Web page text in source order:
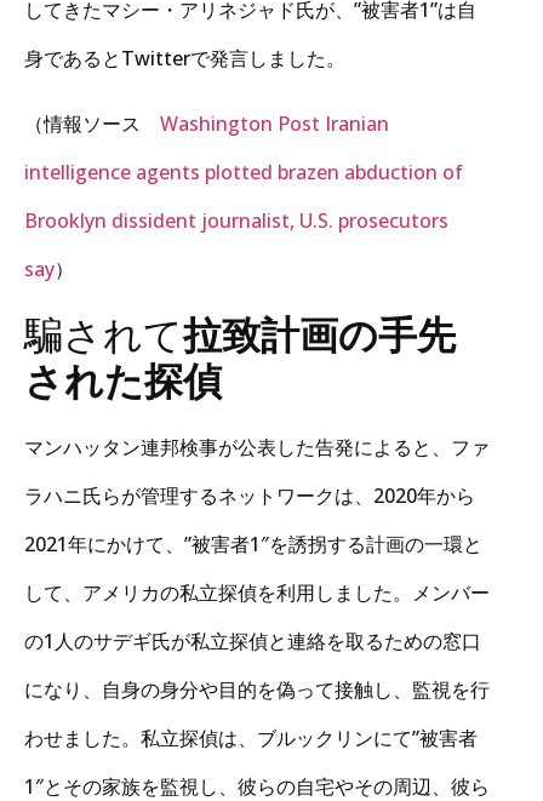
してきたマシー・アリネジャド氏が、”被害者1”は自
身であるとTwitterで発言しました。
（情報ソース Washington Post Iranian
intelligence agents plotted brazen abduction of
Brooklyn dissident journalist, U.S. prosecutors
say）
騙されて拉致計画の手先
された探偵
マンハッタン連邦検事が公表した告発によると、ファ
ラハニ氏らが管理するネットワークは、2020年から
2021年にかけて、”被害者1″を誘拐する計画の一環と
して、アメリカの私立探偵を利用しました。メンバー
の1人のサデギ氏が私立探偵と連絡を取るための窓口
になり、自身の身分や目的を偽って接触し、監視を行
わせました。私立探偵は、ブルックリンにて”被害者
1″とその家族を監視し、彼らの自宅やその周辺、彼ら